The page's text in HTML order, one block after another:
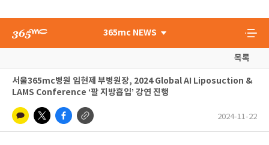
365mc NEWS
목록
서울365mc병원 임현제 부병원장, 2024 Global AI Liposuction &
LAMS Conference ‘팔 지방흡입’ 강연 진행
2024-11-22